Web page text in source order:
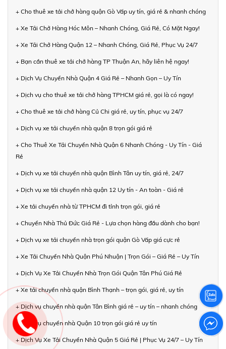
+ Cho thuê xe tải chở hàng quận Gò Vấp uy tín, giá rẻ & nhanh chóng
+ Xe Tải Chở Hàng Hóc Môn – Nhanh Chóng, Giá Rẻ, Có Mặt Ngay!
+ Xe Tải Chở Hàng Quận 12 – Nhanh Chóng, Giá Rẻ, Phục Vụ 24/7
+ Bạn cần thuê xe tải chở hàng TP Thuận An, hãy liên hệ ngay!
+ Dịch Vụ Chuyển Nhà Quận 4 Giá Rẻ – Nhanh Gọn – Uy Tín
+ Dịch vụ cho thuê xe tải chở hàng TPHCM giá rẻ, gọi là có ngay!
+ Cho thuê xe tải chở hàng Củ Chi giá rẻ, uy tín, phục vụ 24/7
+ Dịch vụ xe tải chuyển nhà quận 8 trọn gói giá rẻ
+ Cho Thuê Xe Tải Chuyển Nhà Quận 6 Nhanh Chóng - Uy Tín - Giá
Rẻ
+ Dịch vụ xe tải chuyển nhà quận Bình Tân uy tín, giá rẻ, 24/7
+ Dịch vụ xe tải chuyển nhà quận 12 Uy tín - An toàn - Giá rẻ
+ Xe tải chuyển nhà từ TPHCM đi tỉnh trọn gói, giá rẻ
+ Chuyển Nhà Thủ Đức Giá Rẻ - Lựa chọn hàng đầu dành cho bạn!
+ Dịch vụ xe tải chuyển nhà trọn gói quận Gò Vấp giá cực rẻ
+ Xe Tải Chuyển Nhà Quận Phú Nhuận | Trọn Gói – Giá Rẻ – Uy Tín
+ Dịch Vụ Xe Tải Chuyển Nhà Trọn Gói Quận Tân Phú Giá Rẻ
+ Xe tải chuyển nhà quận Bình Thạnh – trọn gói, giá rẻ, uy tín
+ Dịch vụ chuyển nhà quận Tân Bình giá rẻ – uy tín – nhanh chóng
+ Dịch vụ chuyển nhà Quận 10 trọn gói giá rẻ uy tín
+ Dịch Vụ Xe Tải Chuyển Nhà Quận 5 Giá Rẻ | Phục Vụ 24/7 – Uy Tín